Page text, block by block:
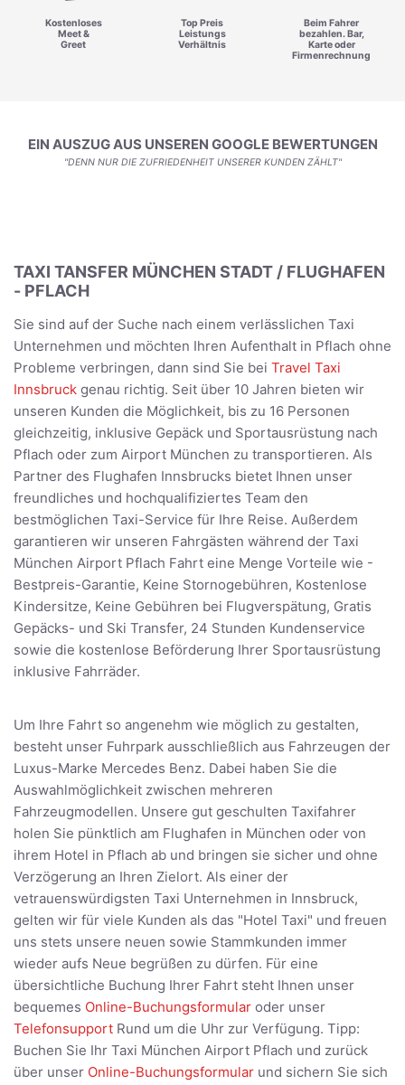
Kostenloses
Meet &
Greet
Top Preis
Leistungs
Verhältnis
Beim Fahrer
bezahlen. Bar,
Karte oder
Firmenrechnung
EIN AUSZUG AUS UNSEREN GOOGLE BEWERTUNGEN
"DENN NUR DIE ZUFRIEDENHEIT UNSERER KUNDEN ZÄHLT"
TAXI TANSFER MÜNCHEN STADT / FLUGHAFEN
- PFLACH
Sie sind auf der Suche nach einem verlässlichen Taxi
Unternehmen und möchten Ihren Aufenthalt in Pflach ohne
Probleme verbringen, dann sind Sie bei Travel Taxi
Innsbruck genau richtig. Seit über 10 Jahren bieten wir
unseren Kunden die Möglichkeit, bis zu 16 Personen
gleichzeitig, inklusive Gepäck und Sportausrüstung nach
Pflach oder zum Airport München zu transportieren. Als
Partner des Flughafen Innsbrucks bietet Ihnen unser
freundliches und hochqualifiziertes Team den
bestmöglichen Taxi-Service für Ihre Reise. Außerdem
garantieren wir unseren Fahrgästen während der Taxi
München Airport Pflach Fahrt eine Menge Vorteile wie -
Bestpreis-Garantie, Keine Stornogebühren, Kostenlose
Kindersitze, Keine Gebühren bei Flugverspätung, Gratis
Gepäcks- und Ski Transfer, 24 Stunden Kundenservice
sowie die kostenlose Beförderung Ihrer Sportausrüstung
inklusive Fahrräder.
Um Ihre Fahrt so angenehm wie möglich zu gestalten,
besteht unser Fuhrpark ausschließlich aus Fahrzeugen der
Luxus-Marke Mercedes Benz. Dabei haben Sie die
Auswahlmöglichkeit zwischen mehreren
Fahrzeugmodellen. Unsere gut geschulten Taxifahrer
holen Sie pünktlich am Flughafen in München oder von
ihrem Hotel in Pflach ab und bringen sie sicher und ohne
Verzögerung an Ihren Zielort. Als einer der
vetrauenswürdigsten Taxi Unternehmen in Innsbruck,
gelten wir für viele Kunden als das "Hotel Taxi" und freuen
uns stets unsere neuen sowie Stammkunden immer
wieder aufs Neue begrüßen zu dürfen. Für eine
übersichtliche Buchung Ihrer Fahrt steht Ihnen unser
bequemes Online-Buchungsformular oder unser
Telefonsupport Rund um die Uhr zur Verfügung. Tipp:
Buchen Sie Ihr Taxi München Airport Pflach und zurück
über unser Online-Buchungsformular und sichern Sie sich